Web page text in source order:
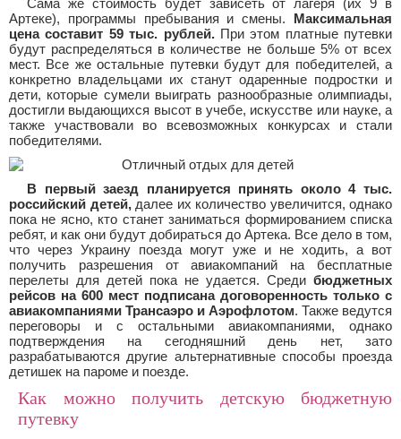
Сама же стоимость будет зависеть от лагеря (их 9 в
Артеке), программы пребывания и смены. Максимальная
цена составит 59 тыс. рублей.При этом платные путевки
будут распределяться в количестве не больше 5% от всех
мест. Все же остальные путевки будут для победителей, а
конкретно владельцами их станут одаренные подростки и
дети, которые сумели выиграть разнообразные олимпиады,
достигли выдающихся высот в учебе, искусстве или науке, а
также участвовали во всевозможных конкурсах и стали
победителями.
В первый заезд планируется принять около 4 тыс.
российский детей,далее их количество увеличится, однако
пока не ясно, кто станет заниматься формированием списка
ребят, и как они будут добираться до Артека. Все дело в том,
что через Украину поезда могут уже и не ходить, а вот
получить разрешения от авиакомпаний на бесплатные
перелеты для детей пока не удается. Среди бюджетных
рейсов на 600 мест подписана договоренность только с
авиакомпаниями Трансаэро и Аэрофлотом. Также ведутся
переговоры и с остальными авиакомпаниями, однако
подтверждения на сегодняшний день нет, зато
разрабатываются другие альтернативные способы проезда
детишек на пароме и поезде.
Как можно получить детскую бюджетную
путевку